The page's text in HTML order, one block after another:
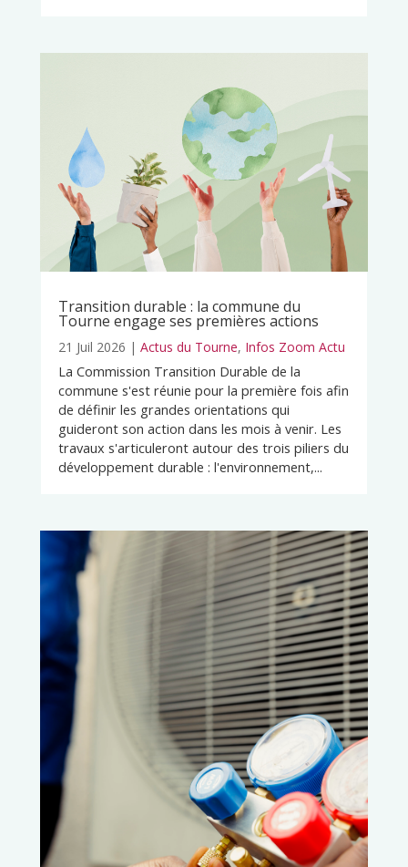
Transition durable : la commune du
Tourne engage ses premières actions
21 Juil 2026 | Actus du Tourne, Infos Zoom Actu
La Commission Transition Durable de la
commune s'est réunie pour la première fois afin
de définir les grandes orientations qui
guideront son action dans les mois à venir. Les
travaux s'articuleront autour des trois piliers du
développement durable : l'environnement,...